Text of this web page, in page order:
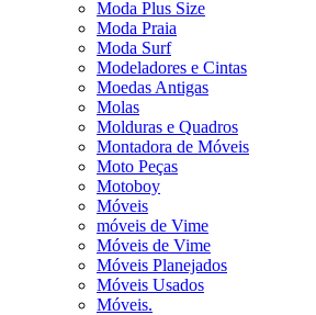
Moda Plus Size
Moda Praia
Moda Surf
Modeladores e Cintas
Moedas Antigas
Molas
Molduras e Quadros
Montadora de Móveis
Moto Peças
Motoboy
Móveis
móveis de Vime
Móveis de Vime
Móveis Planejados
Móveis Usados
Móveis.